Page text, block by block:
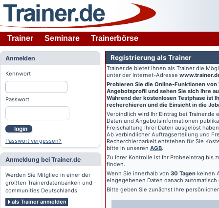
Trainer Seminare Trainerbörse
Anmelden
Kennwort
Passwort
login
Passwort vergessen?
Anmeldung bei Trainer.de
Werden Sie Mitglied in einer der
größten Trainerdatenbanken und -
communities Deutschlands!
als Trainer anmelden
Registrierung als Trainer
Trainer.de bietet Ihnen als Trainer die
unter der Internet-Adresse
Probieren Sie die Online-Funktionen von
Angebotsprofil und sehen Sie sich Ihre
Während der kostenlosen Testphase ist
recherchieren und die Einsicht in die
Verbindlich wird Ihr Eintrag bei Trainer.de
Daten und Angebotsinformationen
Freischaltung Ihrer Daten ausgelöst
Ab verbindlicher Auftragserteilung und
Recherchierbarkeit entstehen für Sie
bitte in unseren AGB.
Zu Ihrer Kontrolle ist Ihr Probeeintrag bis
finden.
Wenn Sie innerhalb von 30 Tagen keinen
eingegebenen Daten danach automatisch
Bitte geben Sie zunächst Ihre